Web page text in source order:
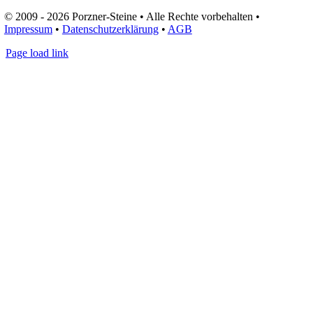
© 2009 - 2026 Porzner-Steine • Alle Rechte vorbehalten •
Impressum• Datenschutzerklärung• AGB
Page load link